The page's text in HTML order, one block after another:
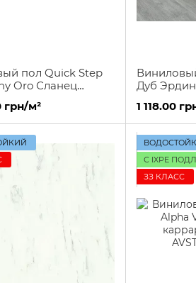
пол Quick Step
Oro Сланец
грн/м²
Дуб
1 118.00
С IXPE
ЗЗ КЛАСС